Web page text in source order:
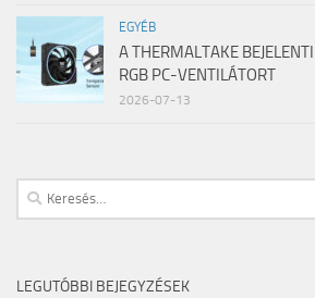
EGYÉB
A THERMALTAKE
RGB PC-VENTILÁTORT
2026-07-13
Keresés:
LEGUTÓBBI BEJEGYZÉSEK